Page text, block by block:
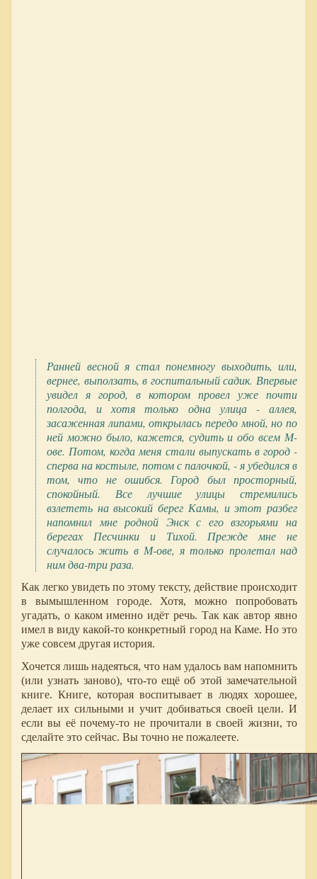
Ранней весной я стал понемногу выходить, или,
вернее, выползать, в госпитальный садик. Впервые
увидел я город, в котором провел уже почти
полгода, и хотя только одна улица - аллея,
засаженная липами, открылась передо мной, но по
ней можно было, кажется, судить и обо всем М-
ове. Потом, когда меня стали выпускать в город -
сперва на костыле, потом с палочкой, - я убедился в
том, что не ошибся. Город был просторный,
спокойный. Все лучшие улицы стремились
взлететь на высокий берег Камы, и этот разбег
напомнил мне родной Энск с его взгорьями на
берегах Песчинки и Тихой. Прежде мне не
случалось жить в М-ове, я только пролетал над
ним два-три раза.
Как легко увидеть по этому тексту, действие происходит
в вымышленном городе. Хотя, можно попробовать
угадать, о каком именно идёт речь. Так как автор явно
имел в виду какой-то конкретный город на Каме. Но это
уже совсем другая история.
Хочется лишь надеяться, что нам удалось вам напомнить
(или узнать заново), что-то ещё об этой замечательной
книге. Книге, которая воспитывает в людях хорошее,
делает их сильными и учит добиваться своей цели. И
если вы её почему-то не прочитали в своей жизни, то
сделайте это сейчас. Вы точно не пожалеете.